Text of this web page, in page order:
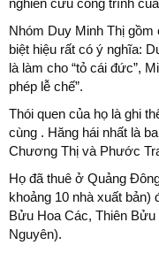
nghiên cứu công trình
Nhóm Duy Minh Thị
biệt hiệu rất có ý nghĩa:
là làm cho “tỏ cái đức”,
phép lễ chế”.
Thói quen của họ là ghi
cùng . Hăng hái nhất là
Chương Thị và Phước
Họ đã thuê ở Quảng
khoảng 10 nhà xuất
Bửu Hoa Các, Thiên
Nguyên).